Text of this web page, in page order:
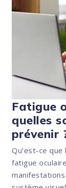
Fatigue
quelles
prévenir
Qu’est-ce
fatigue